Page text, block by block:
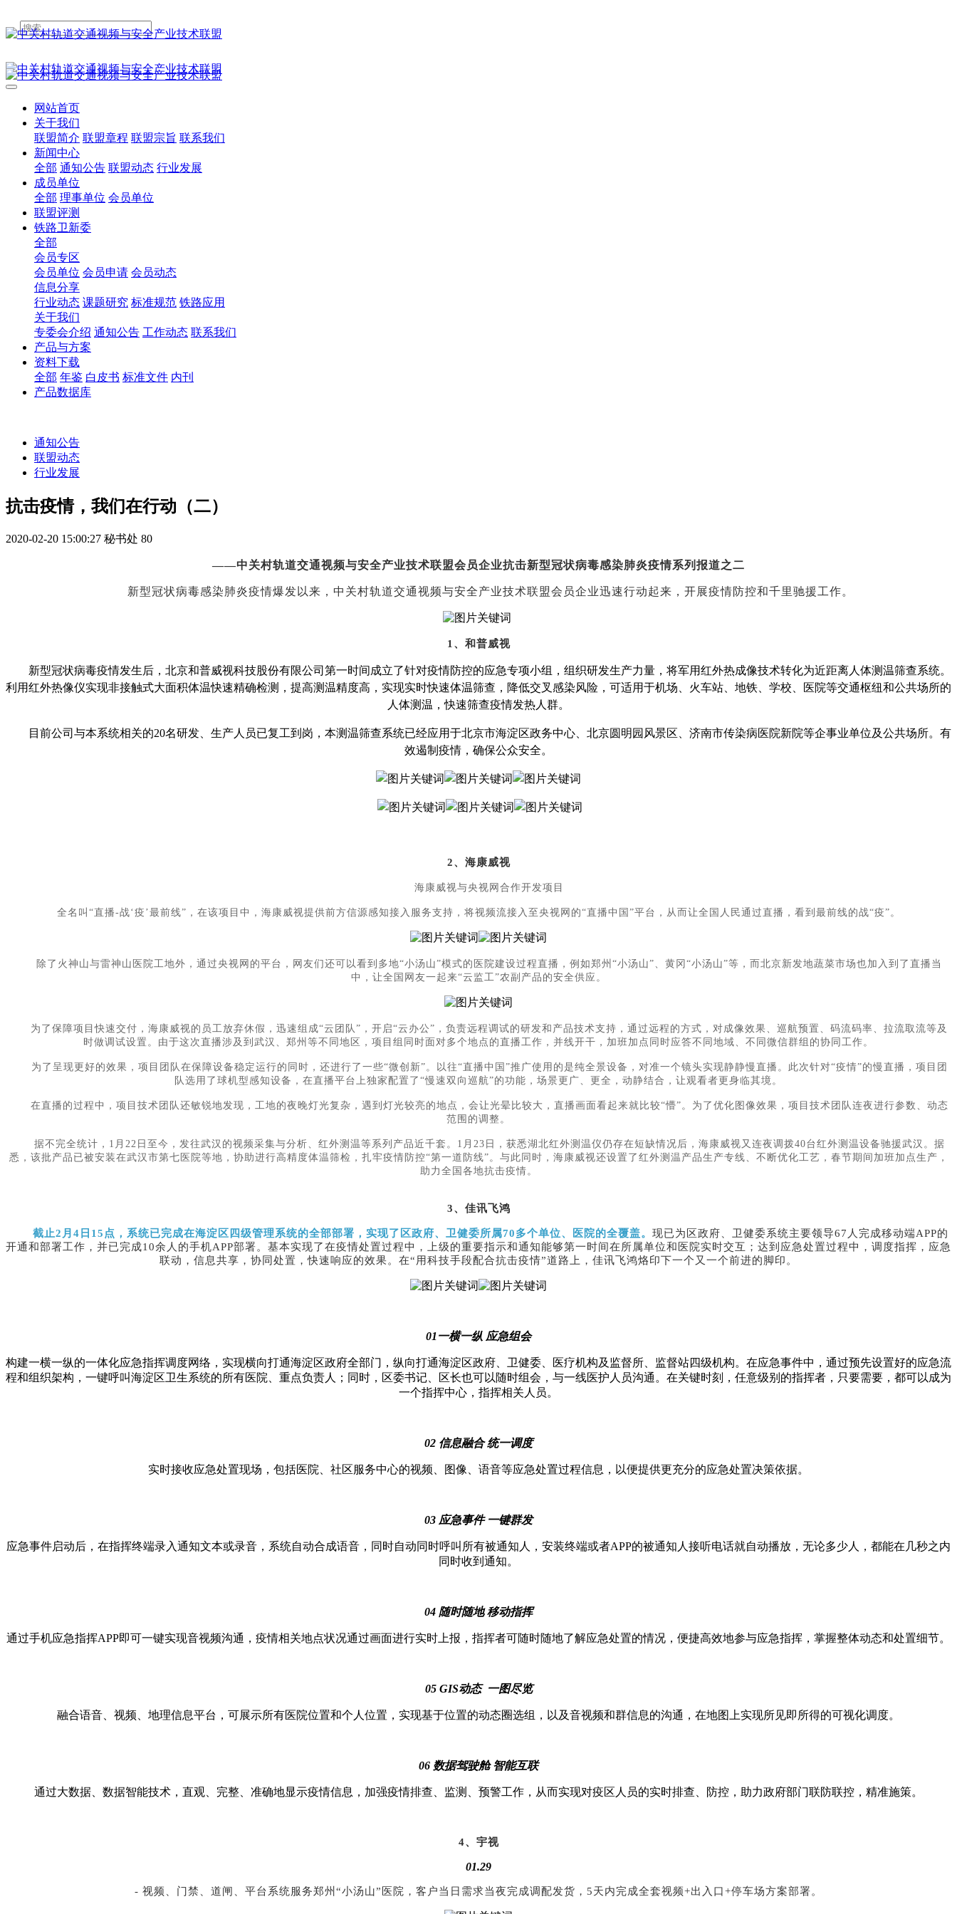
网站首页
关于我们
联盟简介 联盟章程 联盟宗旨 联系我们
新闻中心
全部 通知公告 联盟动态 行业发展
成员单位
全部 理事单位 会员单位
联盟评测
铁路卫新委
全部
会员专区
会员单位 会员申请 会员动态
信息分享
行业动态 课题研究 标准规范 铁路应用
关于我们
专委会介绍 通知公告 工作动态 联系我们
产品与方案
资料下载
全部 年鉴 白皮书 标准文件 内刊
产品数据库
通知公告
联盟动态
行业发展
抗击疫情，我们在行动（二）
2020-02-20 15:00:27 秘书处 80
——中关村轨道交通视频与安全产业技术联盟会员企业抗击新型冠状病毒感染肺炎疫情系列报道之二
新型冠状病毒感染肺炎疫情爆发以来，中关村轨道交通视频与安全产业技术联盟会员企业迅速行动起来，开展疫情防控和千里驰援工作。
1 、和普威视
新型冠状病毒疫情发生后，北京和普威视科技股份有限公司第一时间成立了针对疫情防控的应急专项小组，组织研发生产力量，将军用红外热成像技术转化为近距离人体测温筛查系统。
利用红外热像仪实现非接触式大面积体温快速精确检测，提高测温精度高，实现实时快速体温筛查，降低交叉感染风险，可适用于机场、火车站、地铁、学校、医院等交通枢纽和公共场所的
人体测温，快速筛查疫情发热人群。
目前公司与本系统相关的20名研发、生产人员已复工到岗，本测温筛查系统已经应用于北京市海淀区政务中心、北京圆明园风景区、济南市传染病医院新院等企事业单位及公共场所。有
效遏制疫情，确保公众安全。
2、海康威视
海康威视与央视网合作开发项目
全名叫 “直播-战‘疫’最前线”，在该项目中，海康威视提供前方信源感知接入服务支持，将视频流接入至央视网的“直播中国”平台，从而让全国人民通过直播，看到最前线的战“疫”。
除了火神山与雷神山医院工地外，通过央视网的平台，网友们还可以看到多地“小汤山”模式的医院建设过程直播，例如郑州“小汤山”、黄冈“小汤山”等，而北京新发地蔬菜市场也加入到了直播当
中，让全国网友一起来“云监工”农副产品的安全供应。
为了保障项目快速交付，海康威视的员工放弃休假，迅速组成“云团队”，开启“云办公”，负责远程调试的研发和产品技术支持，通过远程的方式，对成像效果、巡航预置、码流码率、拉流取流等及
时做调试设置。由于这次直播涉及到武汉、郑州等不同地区，项目组同时面对多个地点的直播工作，并线开干，加班加点同时应答不同地域、不同微信群组的协同工作。
为了呈现更好的效果，项目团队在保障设备稳定运行的同时，还进行了一些“微创新”。以往“直播中国”推广使用的是纯全景设备，对准一个镜头实现静静慢直播。此次针对“疫情”的慢直播，项目团
队选用了球机型感知设备，在直播平台上独家配置了“慢速双向巡航”的功能，场景更广、更全，动静结合，让观看者更身临其境。
在直播的过程中，项目技术团队还敏锐地发现，工地的夜晚灯光复杂，遇到灯光较亮的地点，会让光晕比较大，直播画面看起来就比较“懵”。为了优化图像效果，项目技术团队连夜进行参数、动态
范围的调整。
据不完全统计， 1月22日至今，发往武汉的视频采集与分析、红外测温等系列产品近千套。1月23日，获悉湖北红外测温仪仍存在短缺情况后，海康威视又连夜调拨40台红外测温设备驰援武汉。据
悉，该批产品已被安装在武汉市第七医院等地，协助进行高精度体温筛检，扎牢疫情防控“第一道防线”。与此同时，海康威视还设置了红外测温产品生产专线、不断优化工艺，春节期间加班加点生产，
助力全国各地抗击疫情。
3、佳讯飞鸿
截止2月4日15点，系统已完成在海淀区四级管理系统的全部部署，实现了区政府、卫健委所属70多个单位、医院的全覆盖。 现已为区政府、卫健委系统主要领导67人完成移动端APP的
开通和部署工作，并已完成10余人的手机APP部署。基本实现了在疫情处置过程中，上级的重要指示和通知能够第一时间在所属单位和医院实时交互；达到应急处置过程中，调度指挥，应急
联动，信息共享，协同处置，快速响应的效果。在“用科技手段配合抗击疫情”道路上，佳讯飞鸿烙印下一个又一个前进的脚印。
01一横一纵 应急组会
构建一横一纵的一体化应急指挥调度网络，实现横向打通海淀区政府全部门，纵向打通海淀区政府、卫健委、医疗机构及监督所、监督站四级机构。在应急事件中，通过预先设置好的应急流
程和组织架构，一键呼叫海淀区卫生系统的所有医院、重点负责人；同时，区委书记、区长也可以随时组会，与一线医护人员沟通。在关键时刻，任意级别的指挥者，只要需要，都可以成为
一个指挥中心，指挥相关人员。
02 信息融合 统一调度
实时接收应急处置现场，包括医院、社区服务中心的视频、图像、语音等应急处置过程信息，以便提供更充分的应急处置决策依据。
03 应急事件 一键群发
应急事件启动后，在指挥终端录入通知文本或录音，系统自动合成语音，同时自动同时呼叫所有被通知人，安装终端或者APP的被通知人接听电话就自动播放，无论多少人，都能在几秒之内
同时收到通知。
04 随时随地 移动指挥
通过手机应急指挥APP即可一键实现音视频沟通，疫情相关地点状况通过画面进行实时上报，指挥者可随时随地了解应急处置的情况，便捷高效地参与应急指挥，掌握整体动态和处置细节。
05 GIS动态 一图尽览
融合语音、视频、地理信息平台，可展示所有医院位置和个人位置，实现基于位置的动态圈选组，以及音视频和群信息的沟通，在地图上实现所见即所得的可视化调度。
06 数据驾驶舱 智能互联
通过大数据、数据智能技术，直观、完整、准确地显示疫情信息，加强疫情排查、监测、预警工作，从而实现对疫区人员的实时排查、防控，助力政府部门联防联控，精准施策。
4、宇视
01.29
- 视频、门禁、道闸、平台系统服务郑州“小汤山”医院，客户当日需求当夜完成调配发货，5天内完成全套视频+出入口+停车场方案部署。